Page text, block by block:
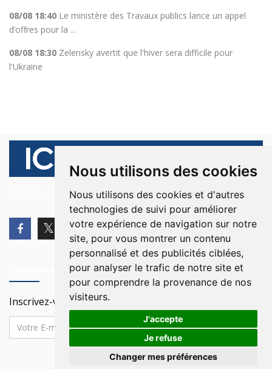
Nous utilisons des cookies
Nous utilisons des cookies et d'autres
technologies de suivi pour améliorer
votre expérience de navigation sur notre
site, pour vous montrer un contenu
personnalisé et des publicités ciblées,
pour analyser le trafic de notre site et
pour comprendre la provenance de nos
visiteurs.
J'accepte
Je refuse
Changer mes préférences
08/08 18:40 Le ministère des Travaux publics lance un appel
d’offres pour la ...
08/08 18:30 Zelensky avertit que l'hiver sera difficile pour
l'Ukraine
© 2026 Ici Beyrouth. Tous les droits sont réservés.
Inscrivez-vous à notre Newsletter